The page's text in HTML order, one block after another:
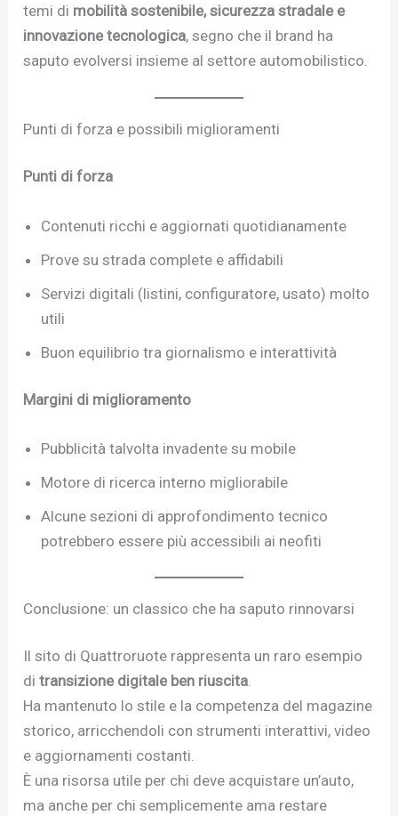
temi di mobilità sostenibile, sicurezza stradale e
innovazione tecnologica, segno che il brand ha
saputo evolversi insieme al settore automobilistico.
Punti di forza e possibili miglioramenti
Punti di forza
Contenuti ricchi e aggiornati quotidianamente
Prove su strada complete e affidabili
Servizi digitali (listini, configuratore, usato) molto
utili
Buon equilibrio tra giornalismo e interattività
Margini di miglioramento
Pubblicità talvolta invadente su mobile
Motore di ricerca interno migliorabile
Alcune sezioni di approfondimento tecnico
potrebbero essere più accessibili ai neofiti
Conclusione: un classico che ha saputo rinnovarsi
Il sito di Quattroruote rappresenta un raro esempio
ditransizione digitale ben riuscita.
Ha mantenuto lo stile e la competenza del magazine
storico, arricchendoli con strumenti interattivi, video
e aggiornamenti costanti.
È una risorsa utile per chi deve acquistare un’auto,
ma anche per chi semplicemente ama restare